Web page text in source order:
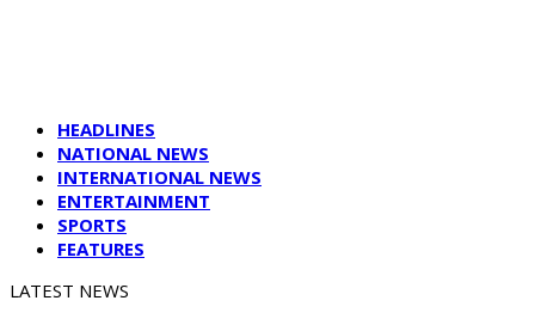
HEADLINES
NATIONAL NEWS
INTERNATIONAL NEWS
ENTERTAINMENT
SPORTS
FEATURES
LATEST NEWS